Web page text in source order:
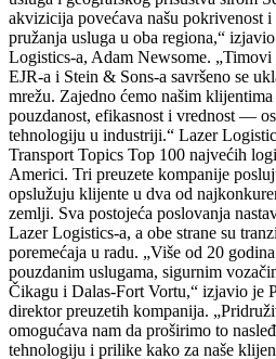
akvizicija povećava našu pokrivenost i
pružanja usluga u oba regiona,“
Logistics-a, Adam Newsome.
EJR-a i Stein & Sons-a savršeno se
mrežu. Zajedno ćemo našim
pouzdanost, efikasnost i vrednost —
tehnologiju u industriji.“ Lazer
Transport Topics Top 100 najvećih
Americi. Tri preuzete kompanije
opslužuju klijente u dva od
zemlji. Sva postojeća poslovanja
Lazer Logistics-a, a obe strane su
poremećaja u radu. „Više od 20
pouzdanim uslugama, sigurnim
Čikagu i Dalas-Fort Vortu,“ izjavio je
direktor preuzetih kompanija.
omogućava nam da proširimo to
tehnologiju i prilike kako za naše